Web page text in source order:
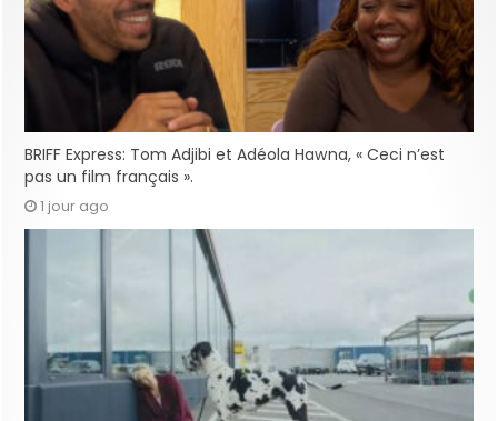
BRIFF Express: Tom Adjibi et Adéola Hawna, « Ceci n’est
pas un film français ».
1 jour ago